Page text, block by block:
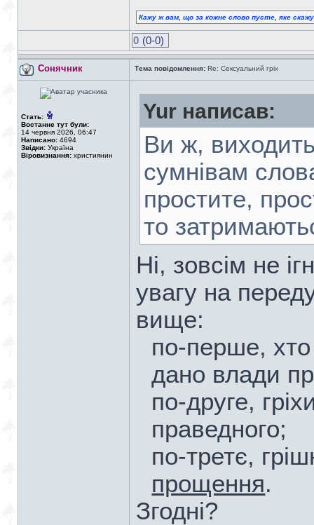
Кажу ж вам, що за кожне слово пусте, яке
0 (0-0)
Сонячник Тема повідомлення: Re: Сексуальний гріх
Стать:
Востаннє тут були:
14 червня 2026, 06:47
Написано: 4694
Звідки: Україна
Віровизнання: християнин
Yur написав:
Ви ж,
сумнівам
простите,
то
Ні, зовсім не
увагу на
вище:
по-перше,
дано влади
по-друге,
праведного;
по-третє,
прощення.
Згодні?